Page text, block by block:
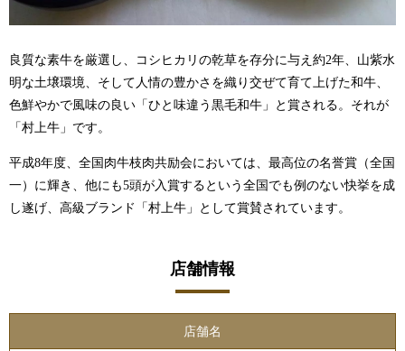
良質な素牛を厳選し、コシヒカリの乾草を存分に与え約2年、山紫水
明な土壌環境、そして人情の豊かさを織り交ぜて育て上げた和牛、
色鮮やかで風味の良い「ひと味違う黒毛和牛」と賞される。それが
「村上牛」です。
平成8年度、全国肉牛枝肉共励会においては、最高位の名誉賞（全国
一）に輝き、他にも5頭が入賞するという全国でも例のない快挙を成
し遂げ、高級ブランド「村上牛」として賞賛されています。
店舗情報
店舗名